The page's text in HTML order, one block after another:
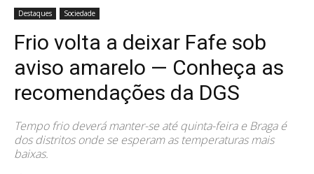
Destaques Sociedade
Frio volta a deixar Fafe sob
aviso amarelo — Conheça as
recomendações da DGS
Tempo frio deverá manter-se até quinta-feira e Braga é
dos distritos onde se esperam as temperaturas mais
baixas.